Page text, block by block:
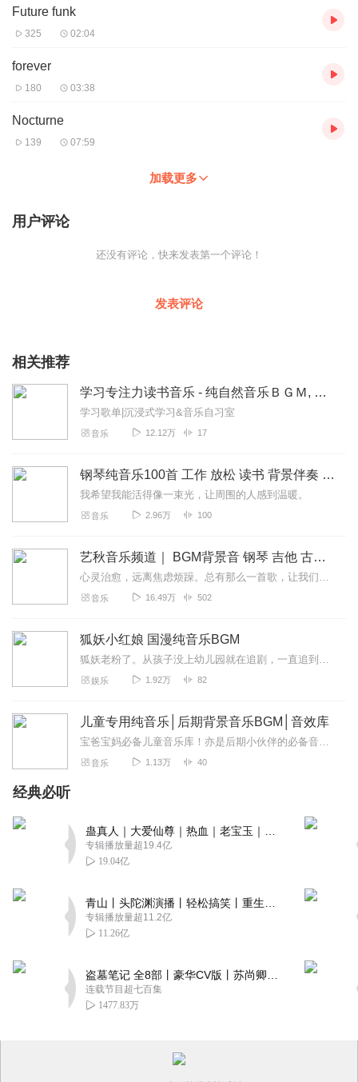
Future funk
325 02:04
forever
180 03:38
Nocturne
139 07:59
加载更多
用户评论
还没有评论，快来发表第一个评论！
发表评论
相关推荐
学习专注力读书音乐 - 纯自然音乐ＢＧＭ, 轻快背景音乐
学习歌单|沉浸式学习&音乐自习室
音乐 12.12万 17
钢琴纯音乐100首 工作 放松 读书 背景伴奏 BGM
我希望我能活得像一束光，让周围的人感到温暖。
音乐 2.96万 100
艺秋音乐频道｜ BGM背景音 钢琴 吉他 古典助眠纯音乐
心灵治愈，远离焦虑烦躁。总有那么一首歌，让我们百听不厌；总有一曲旋律，让我们的心为之震颤；眼睛收集景色，耳朵感受共鸣！在这个躁动的时代，给心灵寻找一处安宁之所，...
音乐 16.49万 502
狐妖小红娘 国漫纯音乐BGM
狐妖老粉了。从孩子没上幼儿园就在追剧，一直追到孩子马上上小学了。上个月刚追完竹业篇。真的太哀伤了。王权霸业和他的一群小伙伴死的太惨了。连续回放了三次，就是没搞明...
娱乐 1.92万 82
儿童专用纯音乐│后期背景音乐BGM│音效库
宝爸宝妈必备儿童音乐库！亦是后期小伙伴的必备音效库！多元化的儿童纯音乐，既有轻柔音乐，可用作胎教音乐摇篮曲。亦有欢快音乐，可为孩子们打造出一个又一个充满想象力、...
音乐 1.13万 40
经典必听
专辑播放量超19.4亿
19.04亿
专辑播放量超11.2亿
11.26亿
连载节目超七百集
1477.83万